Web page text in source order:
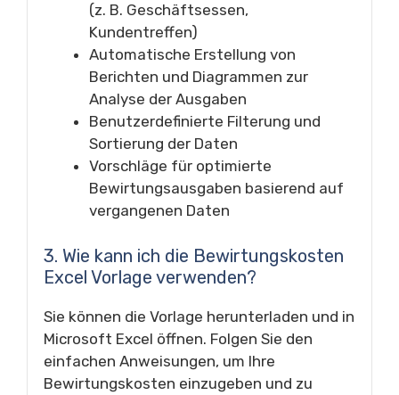
(z. B. Geschäftsessen,
Kundentreffen)
Automatische Erstellung von
Berichten und Diagrammen zur
Analyse der Ausgaben
Benutzerdefinierte Filterung und
Sortierung der Daten
Vorschläge für optimierte
Bewirtungsausgaben basierend auf
vergangenen Daten
3. Wie kann ich die Bewirtungskosten
Excel Vorlage verwenden?
Sie können die Vorlage herunterladen und in
Microsoft Excel öffnen. Folgen Sie den
einfachen Anweisungen, um Ihre
Bewirtungskosten einzugeben und zu